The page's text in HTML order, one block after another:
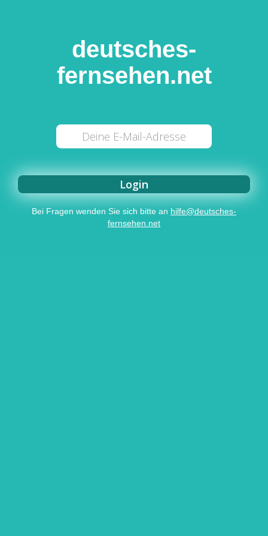
deutsches-
fernsehen.net
Bei Fragen wenden Sie sich bitte an hilfe@deutsches-
fernsehen.net